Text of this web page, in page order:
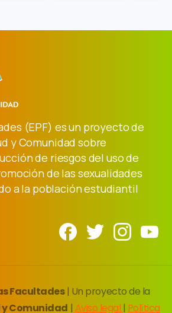
(EPF) es un proyecto de
y Comunidad sobre
de riesgos del uso de
de las sexualidades
a la población estudiantil
Facultades| Un proyecto de la
Comunidad | Aviso legal | Política